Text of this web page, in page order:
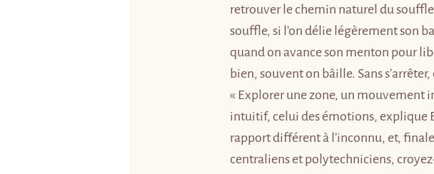
retrouver le chemin naturel du
souffle, si l'on délie légèrement son
quand on avance son menton pour
bien, souvent on bâille. Sans
« Explorer une zone, un mouvement
intuitif, celui des émotions, explique
rapport différent à l'inconnu, et,
centraliens et polytechniciens,